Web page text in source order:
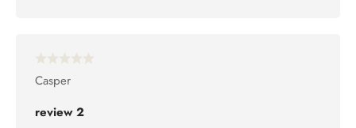
Casper
review 2